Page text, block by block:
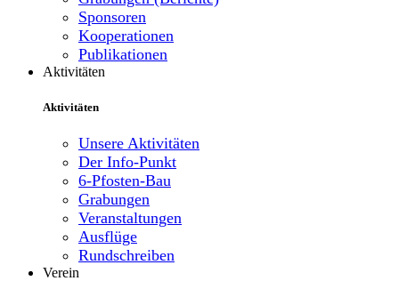
Sponsoren
Kooperationen
Publikationen
Aktivitäten
Aktivitäten
Unsere Aktivitäten
Der Info-Punkt
6-Pfosten-Bau
Grabungen
Veranstaltungen
Ausflüge
Rundschreiben
Verein